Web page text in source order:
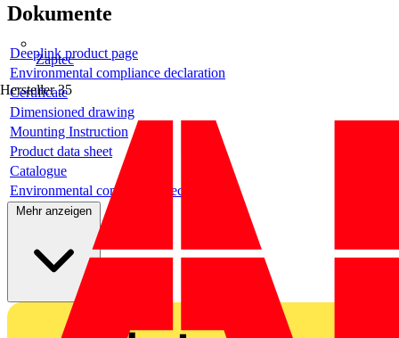
Zaptec
Hersteller 35
Dokumente
Deeplink product page
Environmental compliance declaration
Certificate
Dimensioned drawing
Mounting Instruction
Product data sheet
Catalogue
Environmental compliance declaration
Mehr anzeigen